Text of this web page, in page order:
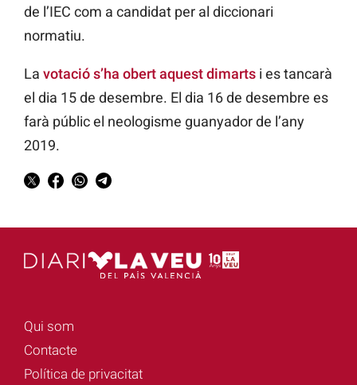
de l’IEC com a candidat per al diccionari
normatiu.
La votació s’ha obert aquest dimarts i es tancarà
el dia 15 de desembre. El dia 16 de desembre es
farà públic el neologisme guanyador de l’any
2019.
Qui som
Contacte
Política de privacitat